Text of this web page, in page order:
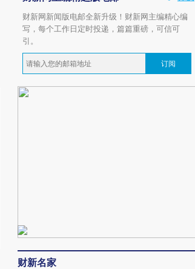
财新网新闻版电邮全新升级！财新网主编精心编
写，每个工作日定时投递，篇篇重磅，可信可
引。
订阅
财新名家